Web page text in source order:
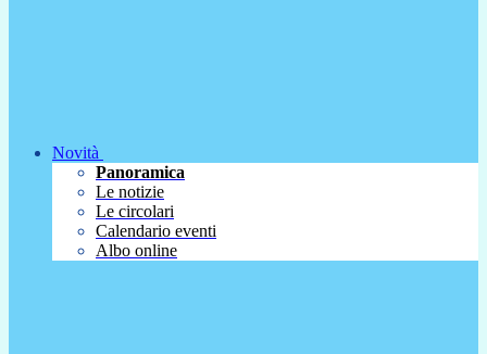
Novità
Panoramica
Le notizie
Le circolari
Calendario eventi
Albo online